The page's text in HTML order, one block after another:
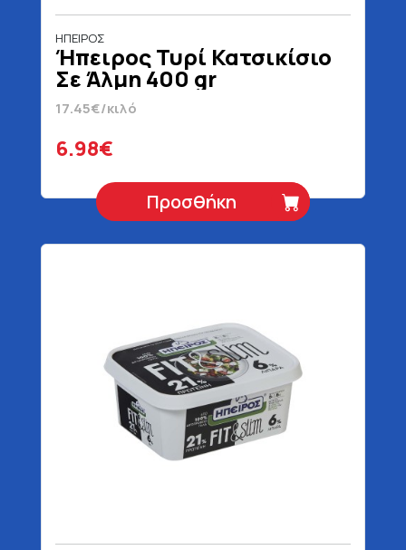
ΗΠΕΙΡΟΣ
Ήπειρος Τυρί Κατσικίσιο
Σε Άλμη 400 gr
17.45€/κιλό
6.98€
Προσθήκη